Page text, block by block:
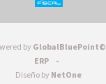
by GlobalBluePoint©
ERP -
Diseño by NetOne